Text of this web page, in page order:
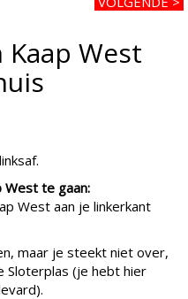
West
West te gaan:
West aan je linkerkant
maar je steekt niet over,
Sloterplas (je hebt hier